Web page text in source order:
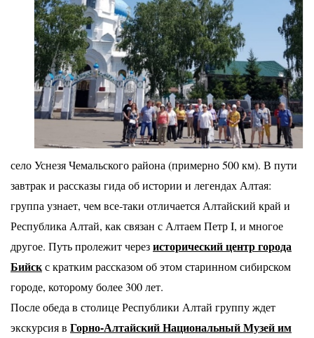
село Уснезя Чемальского района (примерно 500 км). В пути
завтрак и рассказы гида об истории и легендах Алтая:
группа узнает, чем все-таки отличается Алтайский край и
Республика Алтай, как связан с АлтаемПетр I, и многое
другое. Путь пролежит черезисторический центргорода
Бийскс кратким рассказом об этом старинном сибирском
городе, которому более 300 лет.
После обеда в столице Республики Алтай группу ждет
экскурсия в Горно-Алтайский Национальный Музей им